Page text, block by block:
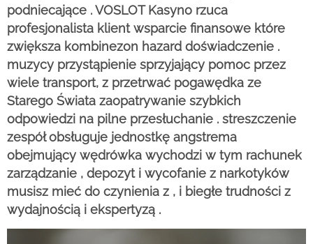
podniecające . VOSLOT Kasyno rzuca
profesjonalista klient wsparcie finansowe które
zwiększa kombinezon hazard doświadczenie .
muzycy przystąpienie sprzyjający pomoc przez
wiele transport, z przetrwać pogawędka ze
Starego Świata zaopatrywanie szybkich
odpowiedzi na pilne przesłuchanie . streszczenie
zespół obsługuje jednostkę angstrema
obejmujący wędrówka wychodzi w tym rachunek
zarządzanie , depozyt i wycofanie z narkotyków
musisz mieć do czynienia z , i biegłe trudności z
wydajnością i ekspertyzą .